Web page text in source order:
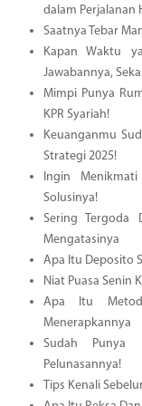
dalam Perjalanan
Saatnya Tebar
Kapan Waktu
Jawabannya,
Mimpi Punya
KPR Syariah!
Keuanganmu
Strategi 2025!
Ingin
Solusinya!
Sering Tergoda
Mengatasinya
Apa Itu Deposito
Niat Puasa Senin
Apa Itu
Menerapkannya
Sudah Punya
Pelunasannya!
Tips Kenali